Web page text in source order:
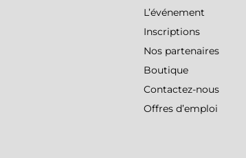
Nos partenaires
Boutique
Contactez-nous
Offres d’emploi